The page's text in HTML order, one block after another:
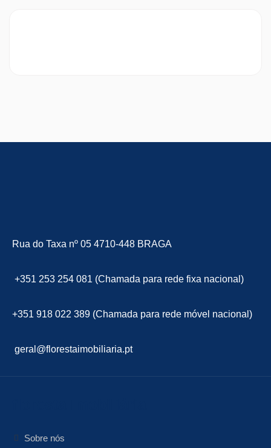
Rua do Taxa nº 05 4710-448 BRAGA
+351 253 254 081 (Chamada para rede fixa nacional)
+351 918 022 389 (Chamada para rede móvel nacional)
geral@florestaimobiliaria.pt
Sobre nós